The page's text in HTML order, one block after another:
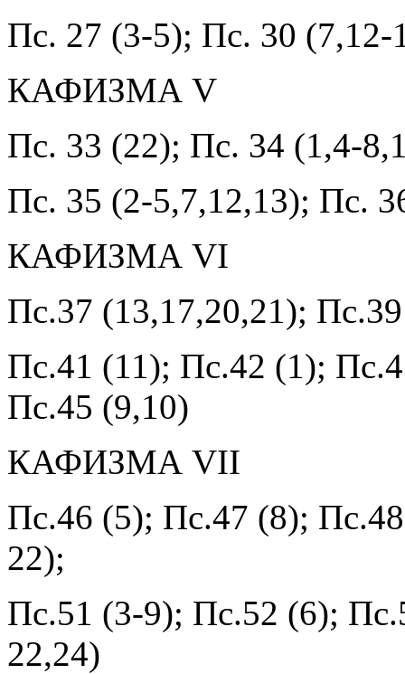
Пс. 27 (3-5); Пс. 30 (7,12-
КАФИЗМА V
Пс. 33 (22); Пс. 34 (1,4-
Пс. 35 (2-5,7,12,13); Пс.
КАФИЗМА VI
Пс.37 (13,17,20,21);
Пс.41 (11); Пс.42 (1);
Пс.45 (9,10)
КАФИЗМА VII
Пс.46 (5); Пс.47 (8);
22);
Пс.51 (3-9); Пс.52 (6);
22,24)